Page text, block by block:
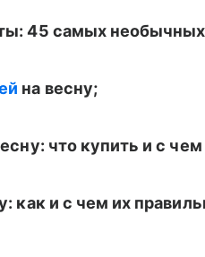
45 самых необычных
на весну;
что купить и с
как и с чем их